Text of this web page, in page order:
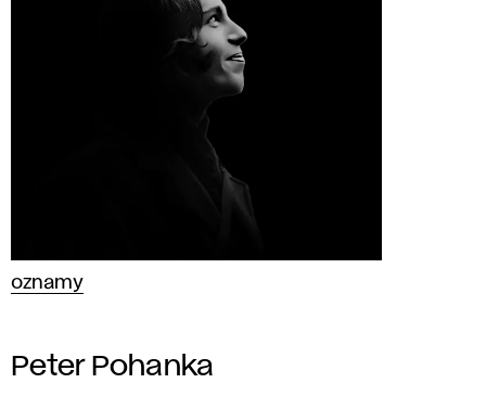
oznamy
Peter Pohanka